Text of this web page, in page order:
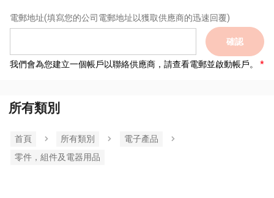
電郵地址(填寫您的公司電郵地址以獲取供應商的迅速回覆)
確認
我們會為您建立一個帳戶以聯絡供應商，請查看電郵並啟動帳戶。
所有類別
首頁 所有類別
電子產品
零件，組件及電器用品